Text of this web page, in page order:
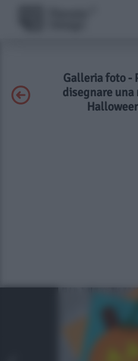
Galleria foto -
disegnare una